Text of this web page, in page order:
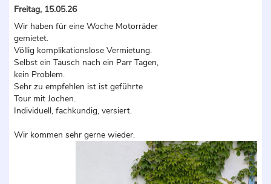
Freitag, 15.05.26
Wir haben für eine Woche Motorräder
gemietet.
Völlig komplikationslose Vermietung.
Selbst ein Tausch nach ein Parr Tagen,
kein Problem.
Sehr zu empfehlen ist ist geführte
Tour mit Jochen.
Individuell, fachkundig, versiert.
Wir kommen sehr gerne wieder.